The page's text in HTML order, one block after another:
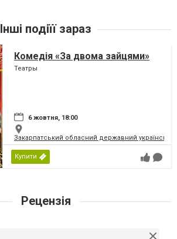
Інші подіїї зараз
Комедія «За двома зайцями»
Театры
6 жовтня, 18:00
Закарпатський обласний державний
Купити
Рецензія